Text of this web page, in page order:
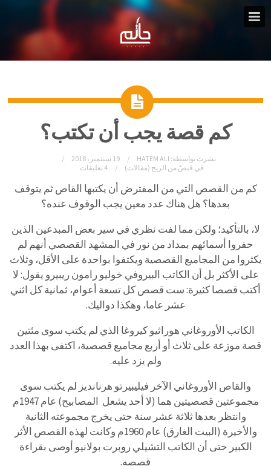
كم قصة يجب أن تكتب؟
نشرت بواسطة: HATEM ALI
19 سبتمبر، 2018
في قبضٌ من الريح (مقالات) 4 تعليقات
كم من القصص التي من المفترض أن يكتبها القاص ثم يتوقف
بعدها؟ هل هناك عدد معين يجب الوقوف عنده؟
لا، بالتأكيد؛ ولكن مما لفت نظري في سير بعض المبدعين الذين
حفروا أسمائهم بمداد من نور في المشهد القصصي أنهم لم
يكثروا من المجاميع القصصية ويكتفوا بواحدة على الأقل، وثلاث
على الأكثر بل أن الكاتب البيروفي خوليو رامون ريبيرو يقول: لا
أكتب قصصا كثيرة: ست قصص كل تسعة أعوام، ثمانية كل اثني
عشر عاما، وهكذا دواليك.
الكاتب الأوروغاني هوراثيو كيروغا الذي لم يكتب سوى مئتين
قصة موزعة على ثلاث أو أربع مجاميع قصصية، اكتفى بهذا العدد
ولم يزد عليه.
والقاص الأوروغاني الآخر فيليبيرتو هرنانديز لم يكتب سوى
مجموعتين قصصيتين هما (لا أحد يشعل المصابيح) عام 1947م
وانتظر بعدها ثلاثة عشر سنة حتى يخرج مجموعته الثانية
والأخيرة (البيت الغارق) عام 1960م وكانت لهذه القصص الأثر
الكبير حتى أن الكاتب التشيلي روبرت بولانيو أوصى بقراءة
قصصه.